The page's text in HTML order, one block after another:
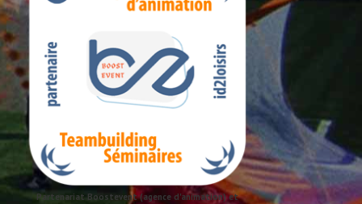
Partenariat Boostevent (agence d'animation) et